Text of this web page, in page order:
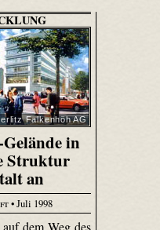
Falkenhöh AG
in
Struktur
an
• Juli 1998